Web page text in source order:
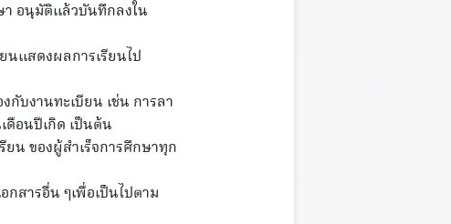
า อนุมัติแล้วบันทึกลงใน
นแสดงผลการเรียนไป
กับงานทะเบียน เช่น การลา
ดือนปีเกิด เป็นต้น
ยน ของผู้สำเร็จการศึกษาทุก
กสารอื่น ๆเพื่อเป็นไปตาม